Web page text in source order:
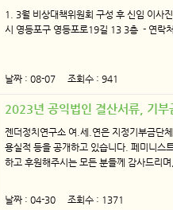
1. 3월 비상대책위원회 구성 후 신임 이
시 영등포구 영등포로19길 13 3층 - 연
날짜 : 08-07 조회수 : 941
2023년 공익법인 결산서류, 기부
젠더정치연구소 여.세.연은 지정기부금단
용실적 등을 공개하고 있습니다. 페미니스
하고 후원해주시는 모든 분들께 감사드리
날짜 : 04-30 조회수 : 1371